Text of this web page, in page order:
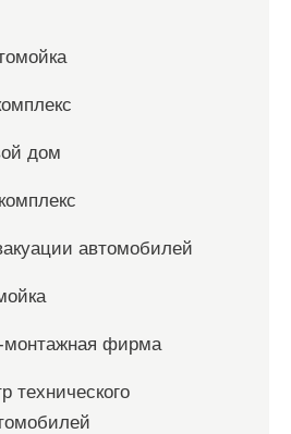
дом
автомобилей
монтажная фирма
технического